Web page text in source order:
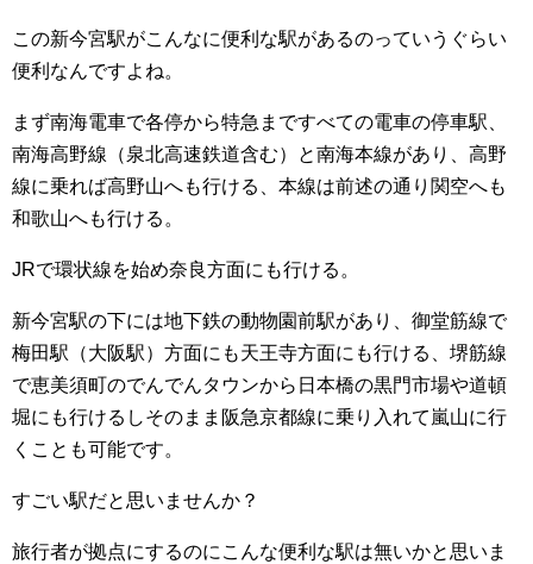
この新今宮駅がこんなに便利な駅があるのっていうぐらい
便利なんですよね。
まず南海電車で各停から特急まですべての電車の停車駅、
南海高野線（泉北高速鉄道含む）と南海本線があり、高野
線に乗れば高野山へも行ける、本線は前述の通り関空へも
和歌山へも行ける。
JRで環状線を始め奈良方面にも行ける。
新今宮駅の下には地下鉄の動物園前駅があり、御堂筋線で
梅田駅（大阪駅）方面にも天王寺方面にも行ける、堺筋線
で恵美須町のでんでんタウンから日本橋の黒門市場や道頓
堀にも行けるしそのまま阪急京都線に乗り入れて嵐山に行
くことも可能です。
すごい駅だと思いませんか？
旅行者が拠点にするのにこんな便利な駅は無いかと思いま